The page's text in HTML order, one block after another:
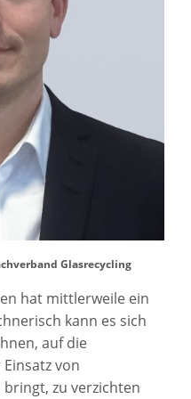
Glasrecycling
hat mittlerweile ein
kann es sich
auf die
von
zu verzichten